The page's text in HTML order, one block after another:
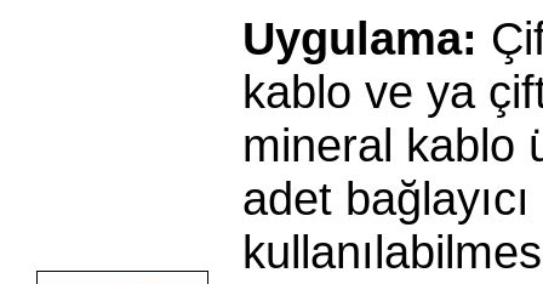
Uygulama:
kablo ve ya
mineral kablo
adet bağlayıcı